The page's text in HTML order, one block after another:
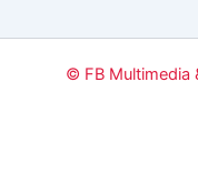
© FB Multimedia